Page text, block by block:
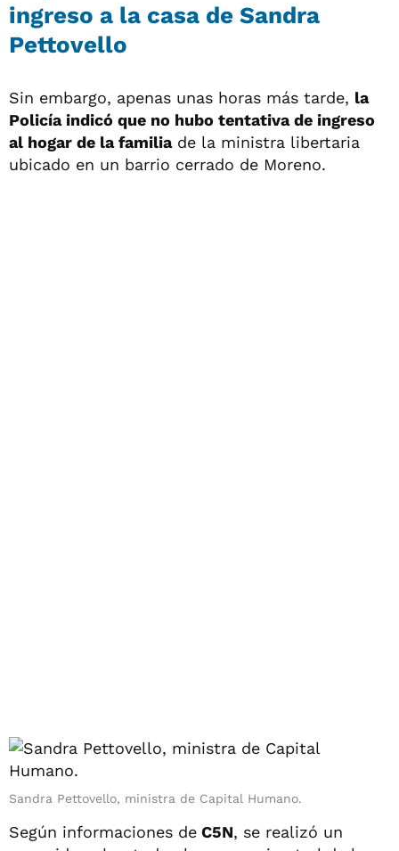
ingreso a la casa de Sandra
Pettovello
Sin embargo, apenas unas horas más tarde, la
Policía indicó que no hubo tentativa de ingreso
al hogar de la familiade la ministra libertaria
ubicado en un barrio cerrado de Moreno.
Sandra Pettovello, ministra de Capital Humano.
Según informaciones de C5N, se realizó un